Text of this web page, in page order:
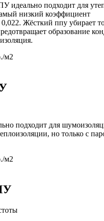
идеально подходит для
низкий коэффициент
Жёсткий ппу убирает
образование
м2
подходит для
но только с
м2